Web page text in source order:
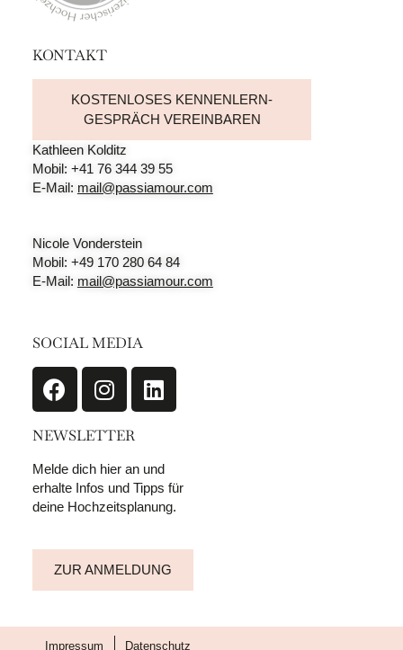
KONTAKT
KOSTENLOSES KENNENLERN-
GESPRÄCH VEREINBAREN
Kathleen Kolditz
Mobil: +41 76 344 39 55
E-Mail: mail@passiamour.com
Nicole Vonderstein
Mobil: +49 170 280 64 84
E-Mail: mail@passiamour.com
SOCIAL MEDIA
NEWSLETTER
Melde dich hier an und
erhalte Infos und Tipps für
deine Hochzeitsplanung.
ZUR ANMELDUNG
Impressum Datenschutz